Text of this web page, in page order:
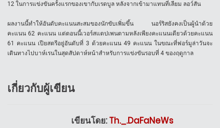
12 ในการแข่งขันครั้งแรกของเขากับเรดบูล หลังจากเข้ามาแทนที่เลียม ลอว์สัน
ผลงานนี้ทำให้อันดับคะแนนสะสมของนักขับเพิ่มขึ้น นอร์ริสยังคงเป็นผู้นำด้วย
คะแนน 62 คะแนน แต่ตอนนี้เวอร์สแตปเพนตามหลังเพียงคะแนนเดียวด้วยคะแนน
61 คะแนน เปียสตรีอยู่อันดับที่ 3 ด้วยคะแนน 49 คะแนน ในขณะที่ฟอร์มูล่าวันจะ
เดินทางไปบาห์เรนในสุดสัปดาห์หน้าสำหรับการแข่งขันรอบที่ 4 ของฤดูกาล
เกี่ยวกับผู้เขียน
เขียนโดย:Th._.DaFaNeWs